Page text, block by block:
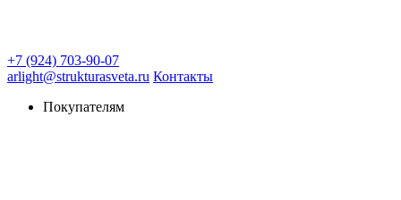
+7 (924) 703-90-07
arlight@strukturasveta.ru Контакты
Покупателям